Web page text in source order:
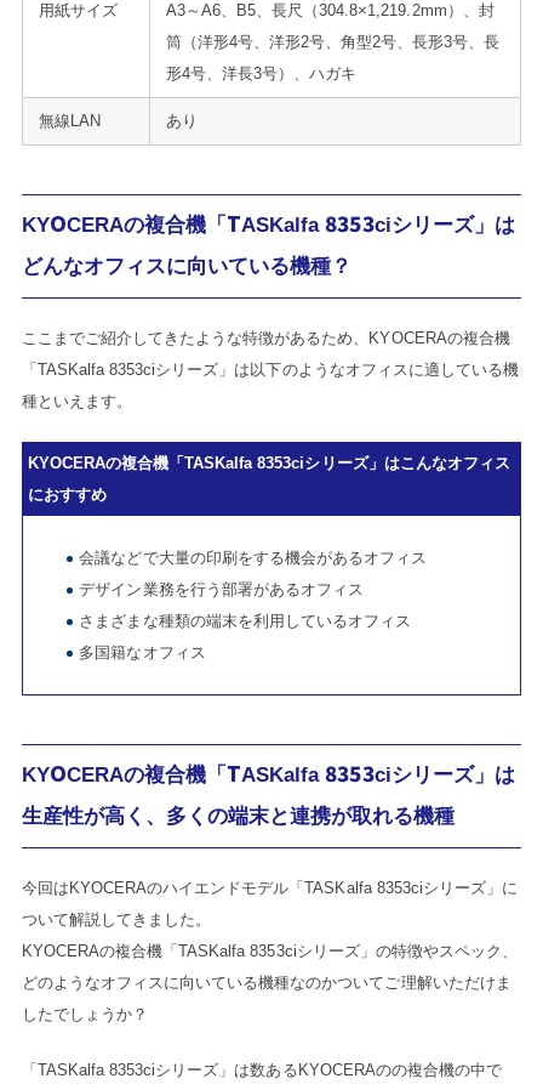
用紙サイズ
A3～A6、B5、長尺（304.8×1,219.2mm）、封
筒（洋形4号、洋形2号、角型2号、長形3号、長
形4号、洋長3号）、ハガキ
無線LAN あり
KYOCERAの複合機「TASKalfa 8353ciシリーズ」は
どんなオフィスに向いている機種？
ここまでご紹介してきたような特徴があるため、KYOCERAの複合機
「TASKalfa 8353ciシリーズ」は以下のようなオフィスに適している機
種といえます。
KYOCERAの複合機「TASKalfa 8353ciシリーズ」はこんなオフィス
におすすめ
会議などで大量の印刷をする機会があるオフィス
デザイン業務を行う部署があるオフィス
さまざまな種類の端末を利用しているオフィス
多国籍なオフィス
KYOCERAの複合機「TASKalfa 8353ciシリーズ」は
生産性が高く、多くの端末と連携が取れる機種
今回はKYOCERAのハイエンドモデル「TASKalfa 8353ciシリーズ」に
ついて解説してきました。
KYOCERAの複合機「TASKalfa 8353ciシリーズ」の特徴やスペック、
どのようなオフィスに向いている機種なのかついてご理解いただけま
したでしょうか？
「TASKalfa 8353ciシリーズ」は数あるKYOCERAのの複合機の中で